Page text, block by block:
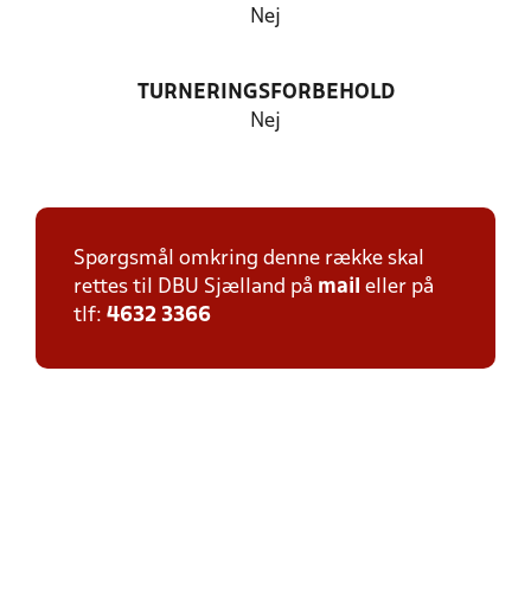
Nej
TURNERINGSFORBEHOLD
Nej
Spørgsmål omkring denne række skal
rettes til DBU Sjælland på mail eller på
tlf: 4632 3366